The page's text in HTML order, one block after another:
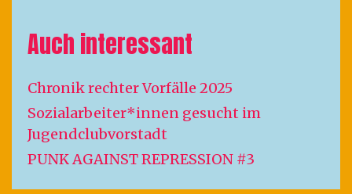
Auch interessant
Chronik rechter Vorfälle 2025
Sozialarbeiter*innen gesucht im
Jugendclubvorstadt
PUNK AGAINST REPRESSION #3